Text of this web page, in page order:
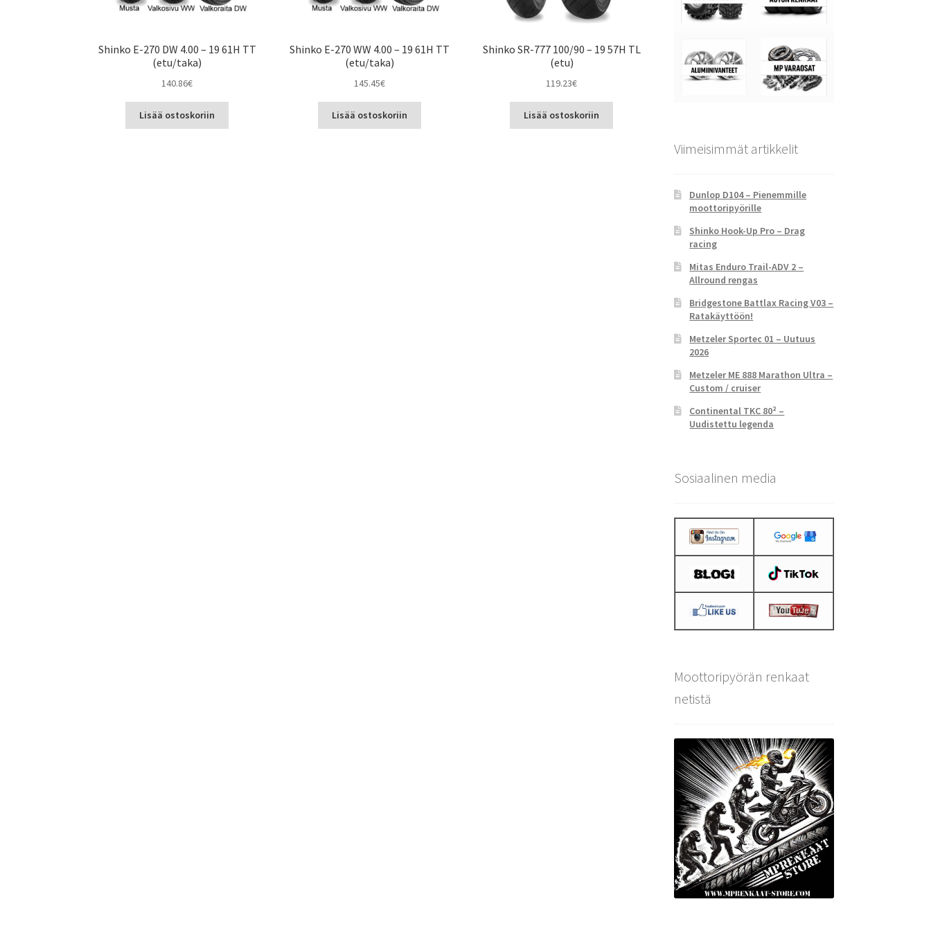
Shinko E-270 DW 4.00 – 19 61H TT
(etu/taka)
140.86€
Lisää ostoskoriin
Shinko E-270 WW 4.00 – 19 61H TT
(etu/taka)
145.45€
Lisää ostoskoriin
Shinko SR-777 100/90 – 19 57H TL
(etu)
119.23€
Lisää ostoskoriin
Viimeisimmät artikkelit
Dunlop D104 – Pienemmille
moottoripyörille
Shinko Hook-Up Pro – Drag
racing
Mitas Enduro Trail-ADV 2 –
Allround rengas
Bridgestone Battlax Racing V03 –
Ratakäyttöön!
Metzeler Sportec 01 – Uutuus
2026
Metzeler ME 888 Marathon Ultra –
Custom / cruiser
Continental TKC 80² –
Uudistettu legenda
Sosiaalinen media
Moottoripyörän renkaat
netistä